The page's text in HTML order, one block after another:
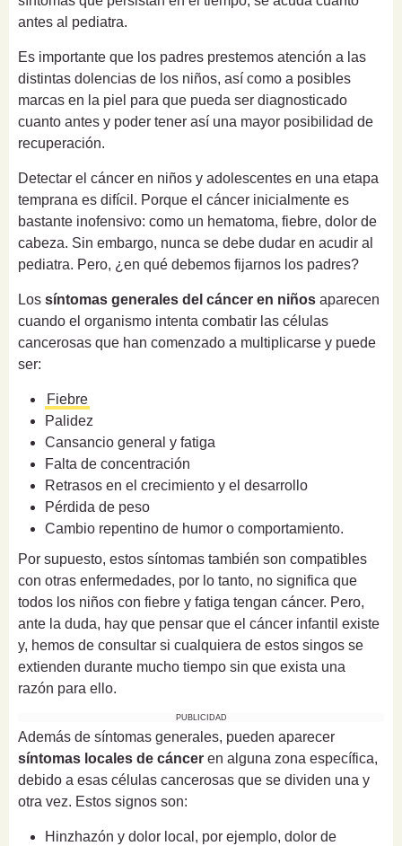
antes al pediatra.
Es importante que los padres prestemos atención a las
distintas dolencias de los niños, así como a posibles
marcas en la piel para que pueda ser diagnosticado
cuanto antes y poder tener así una mayor posibilidad de
recuperación.
Detectar el cáncer en niños y adolescentes en una etapa
temprana es difícil. Porque el cáncer inicialmente es
bastante inofensivo: como un hematoma, fiebre, dolor de
cabeza. Sin embargo, nunca se debe dudar en acudir al
pediatra. Pero, ¿en qué debemos fijarnos los padres?
Los síntomas generales del cáncer en niños aparecen
cuando el organismo intenta combatir las células
cancerosas que han comenzado a multiplicarse y puede
ser:
Fiebre
Palidez
Cansancio general y fatiga
Falta de concentración
Retrasos en el crecimiento y el desarrollo
Pérdida de peso
Cambio repentino de humor o comportamiento.
Por supuesto, estos síntomas también son compatibles
con otras enfermedades, por lo tanto, no significa que
todos los niños con fiebre y fatiga tengan cáncer. Pero,
ante la duda, hay que pensar que el cáncer infantil existe
y, hemos de consultar si cualquiera de estos singos se
extienden durante mucho tiempo sin que exista una
razón para ello.
PUBLICIDAD
Además de síntomas generales, pueden aparecer
síntomas locales de cáncer en alguna zona específica,
debido a esas células cancerosas que se dividen una y
otra vez. Estos signos son:
Hinzhazón y dolor local, por ejemplo, dolor de